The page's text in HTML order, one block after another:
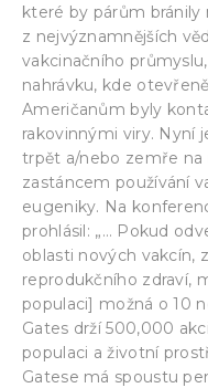
které by párům
z nejvýznamnějších
vakcinačního
nahrávku, kde
Američanům byly
rakovinnými viry. Nyní
trpět a/nebo zemře na
zastáncem používání
eugeniky. Na
prohlásil: „… Pokud
oblasti nových vakcín,
reprodukčního zdraví,
populaci] možná o 10
Gates drží 500,000
populaci a životní
Gatese má spoustu